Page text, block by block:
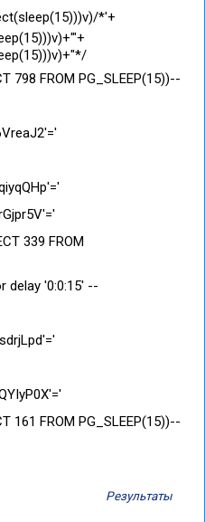
*'+
798 FROM PG_SLEEP(15))--
339 FROM
delay '0:0:15' --
161 FROM PG_SLEEP(15))--
Результаты